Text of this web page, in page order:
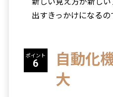
出すきっかけになるの
ポイント
自動化
大